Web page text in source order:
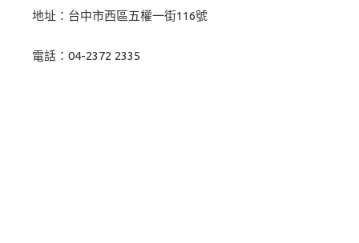
地址：台中市西區五權一街116號
電話：04-2372 2335